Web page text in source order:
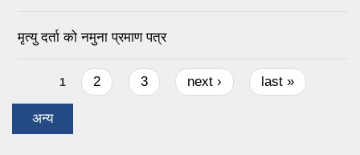
मृत्यु दर्ता को नमुना प्रमाण पत्र
Pages
1 2 3 next › last »
अन्य